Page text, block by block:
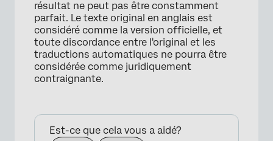
résultat ne peut pas être constamment
parfait. Le texte original en anglais est
considéré comme la version officielle, et
toute discordance entre l'original et les
traductions automatiques ne pourra être
considérée comme juridiquement
contraignante.
Est-ce que cela vous a aidé?